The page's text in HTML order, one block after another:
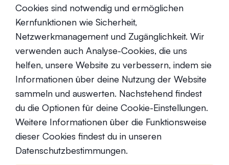
Fortgeschrittene 23. Juli 2021
Wie man mit Dollar Cost
Averaging in Krypto investieren
kann
Fortgeschrittene
Cookies sind notwendig und ermöglichen
Kernfunktionen wie Sicherheit,
Netzwerkmanagement und Zugänglichkeit. Wir
verwenden auch Analyse-Cookies, die uns
helfen, unsere Website zu verbessern, indem sie
Informationen über deine Nutzung der Website
sammeln und auswerten. Nachstehend findest
du die Optionen für deine Cookie-Einstellungen.
Weitere Informationen über die Funktionsweise
dieser Cookies findest du in unseren
Datenschutzbestimmungen.